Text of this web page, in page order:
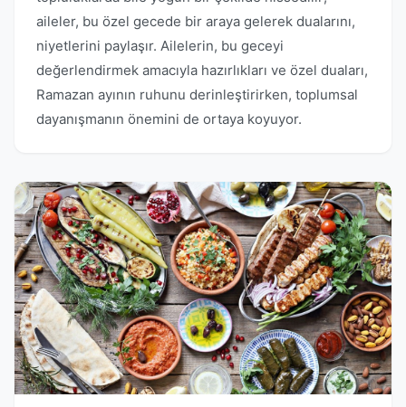
aileler, bu özel gecede bir araya gelerek dualarını,
niyetlerini paylaşır. Ailelerin, bu geceyi
değerlendirmek amacıyla hazırlıkları ve özel duaları,
Ramazan ayının ruhunu derinleştirirken, toplumsal
dayanışmanın önemini de ortaya koyuyor.